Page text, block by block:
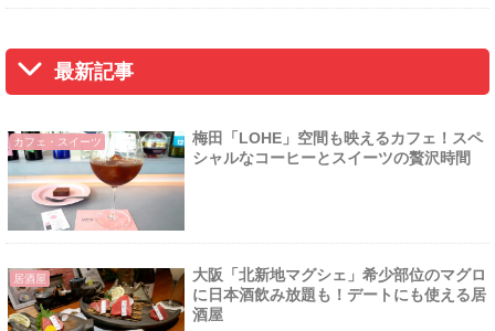
最新記事
カフェ・スイーツ
梅田「LOHE」空間も映えるカフェ！スペ
シャルなコーヒーとスイーツの贅沢時間
居酒屋
大阪「北新地マグシェ」希少部位のマグロ
に日本酒飲み放題も！デートにも使える居
酒屋